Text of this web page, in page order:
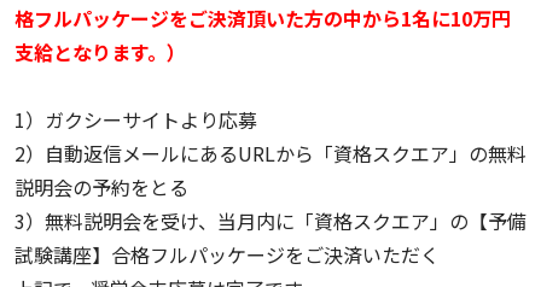
格フルパッケージをご決済頂いた方の中から1名に10万円
支給となります。）
1）ガクシーサイトより応募
2）自動返信メールにあるURLから「資格スクエア」の無料
説明会の予約をとる
3）無料説明会を受け、当月内に「資格スクエア」の【予備
試験講座】合格フルパッケージをご決済いただく